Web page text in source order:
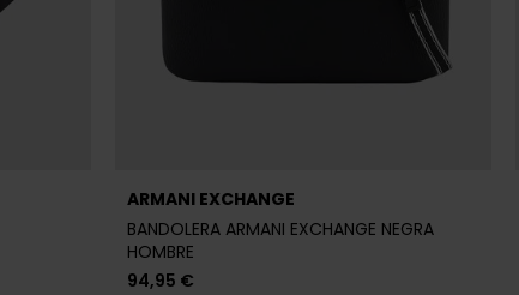
ARMANI EXCHANGE
BANDOLERA ARMANI EXCHANGE NEGRA
HOMBRE
94,95 €